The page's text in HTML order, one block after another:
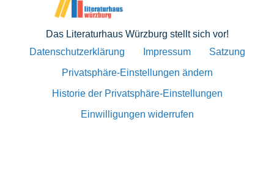
Das Literaturhaus Würzburg stellt sich vor!
Datenschutzerklärung
Impressum
Satzung
Privatsphäre-Einstellungen ändern
Historie der Privatsphäre-Einstellungen
Einwilligungen widerrufen